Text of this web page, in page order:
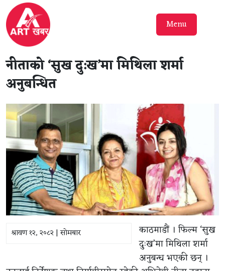
Menu
नीताको ‘सुख दु:ख’मा मिथिला शर्मा
अनुबन्धित
श्रावण १२, २०८२ | सोमबार
काठमाडौं । फिल्म ‘सुख
दुःख’मा मिथिला शर्मा
अनुबन्ध भएकी छन् ।